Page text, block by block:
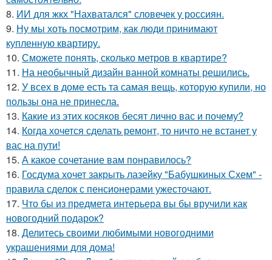
8. ИИ для жкх "Нахватался" словечек у россиян.
9. Ну мы хоть посмотрим, как люди принимают
купленную квартиру.
10. Сможете понять, сколько метров в квартире?
11. На необычный дизайн ванной комнаты решились.
12. У всех в доме есть та самая вещь, которую купили, но
пользы она не принесла.
13. Какие из этих косяков бесят лично вас и почему?
14. Когда хочется сделать ремонт, то ничто не встанет у
вас на пути!
15. А какое сочетание вам понравилось?
16. Госдума хочет закрыть лазейку "Бабушкиных Схем" -
правила сделок с пенсионерами ужесточают.
17. Что бы из предмета интерьера вы бы вручили как
новогодний подарок?
18. Делитесь своими любимыми новогодними
украшениями для дома!